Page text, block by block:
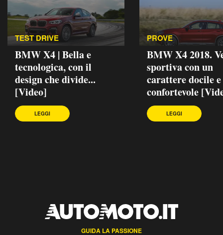
TEST DRIVE
BMW X4 | Bella e
tecnologica, con il
design che divide...
[Video]
LEGGI
PROVE
BMW X4 2018.
sportiva con un
carattere docile e
confortevole
LEGGI
GUIDA LA PASSIONE